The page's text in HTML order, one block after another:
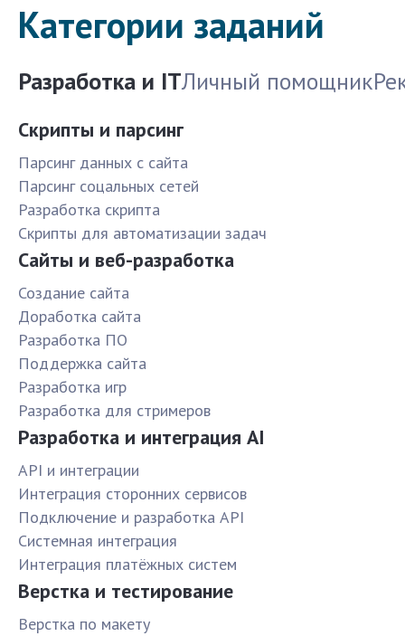
Категории заданий
Разработка и ITЛичный помощник
Скрипты и парсинг
Парсинг данных с сайта
Парсинг соцальных сетей
Разработка скрипта
Скрипты для автоматизации задач
Сайты и веб-разработка
Создание сайта
Доработка сайта
Разработка ПО
Поддержка сайта
Разработка игр
Разработка для стримеров
Разработка и интеграция AI
API и интеграции
Интеграция сторонних сервисов
Подключение и разработка API
Системная интеграция
Интеграция платёжных систем
Верстка и тестирование
Верстка по макету